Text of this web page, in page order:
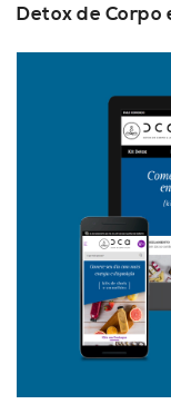
Detox de Corpo